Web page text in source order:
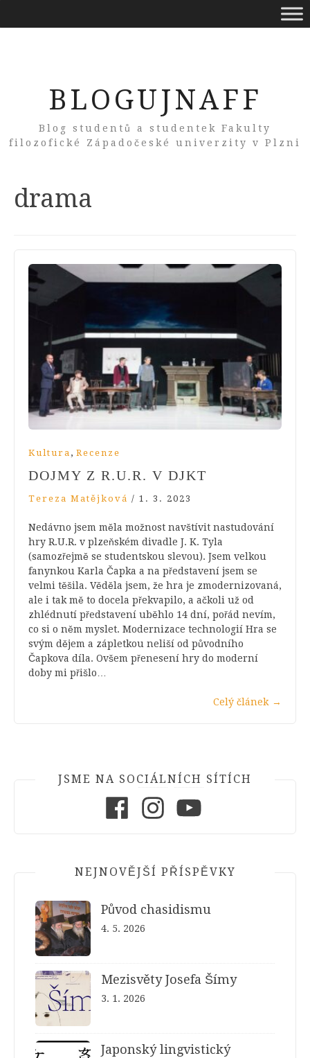
BLOGUJNAFF
Blog studentů a studentek Fakulty
filozofické Západočeské univerzity v Plzni
Tag:
drama
Kultura , Recenze
DOJMY Z R.U.R. V DJKT
Tereza Matějková / 1. 3. 2023
Nedávno jsem měla možnost navštívit nastudování
hry R.U.R. v plzeňském divadle J. K. Tyla
(samozřejmě se studentskou slevou). Jsem velkou
fanynkou Karla Čapka a na představení jsem se
velmi těšila. Věděla jsem, že hra je zmodernizovaná,
ale i tak mě to docela překvapilo, a ačkoli už od
zhlédnutí představení uběhlo 14 dní, pořád nevím,
co si o něm myslet. Modernizace technologií Hra se
svým dějem a zápletkou neliší od původního
Čapkova díla. Ovšem přenesení hry do moderní
doby mi přišlo…
Celý článek →
JSME NA SOCIÁLNÍCH SÍTÍCH
NEJNOVĚJŠÍ PŘÍSPĚVKY
Původ chasidismu
4. 5. 2026
Mezisvěty Josefa Šímy
3. 1. 2026
Japonský lingvistický